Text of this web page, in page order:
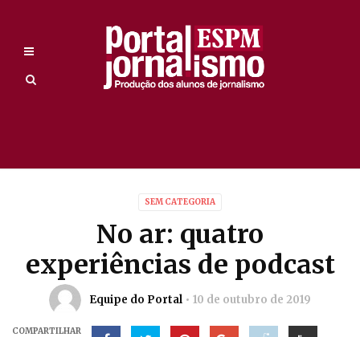
SEM CATEGORIA
No ar: quatro
experiências de podcast
Equipe do Portal 10 de outubro de 2019
COMPARTILHAR